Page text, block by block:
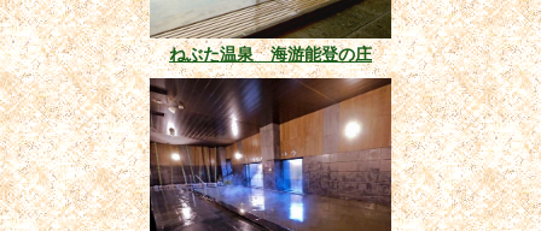
ねぶた温泉 海游能登の庄